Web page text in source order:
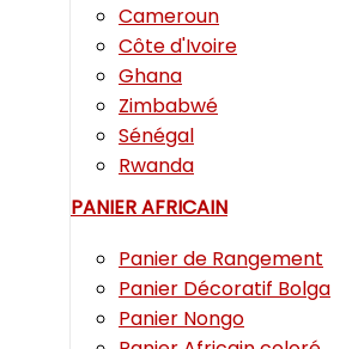
Cameroun
Côte d'Ivoire
Ghana
Zimbabwé
Sénégal
Rwanda
PANIER AFRICAIN
Panier de Rangement
Panier Décoratif Bolga
Panier Nongo